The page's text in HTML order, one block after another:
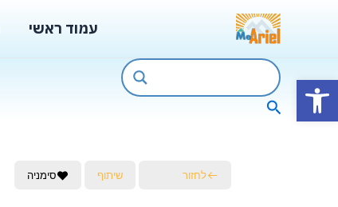
פתח סרגל נגישות
עמוד ראשי
חיפוש
לחזור שיתוף סימניה